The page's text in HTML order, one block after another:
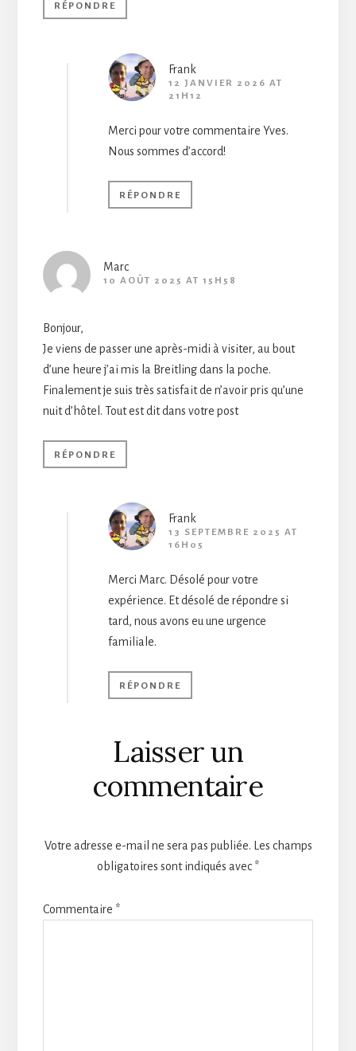
RÉPONDRE
Frank
12 JANVIER 2026 AT
21H12
Merci pour votre commentaire Yves.
Nous sommes d’accord!
RÉPONDRE
Marc
10 AOÛT 2025 AT 15H58
Bonjour,
Je viens de passer une après-midi à visiter, au bout
d’une heure j’ai mis la Breitling dans la poche.
Finalement je suis très satisfait de n’avoir pris qu’une
nuit d’hôtel. Tout est dit dans votre post
RÉPONDRE
Frank
13 SEPTEMBRE 2025 AT
16H05
Merci Marc. Désolé pour votre
expérience. Et désolé de répondre si
tard, nous avons eu une urgence
familiale.
RÉPONDRE
Laisser un
commentaire
Votre adresse e-mail ne sera pas publiée.
Les champs
obligatoires sont indiqués avec *
Commentaire *